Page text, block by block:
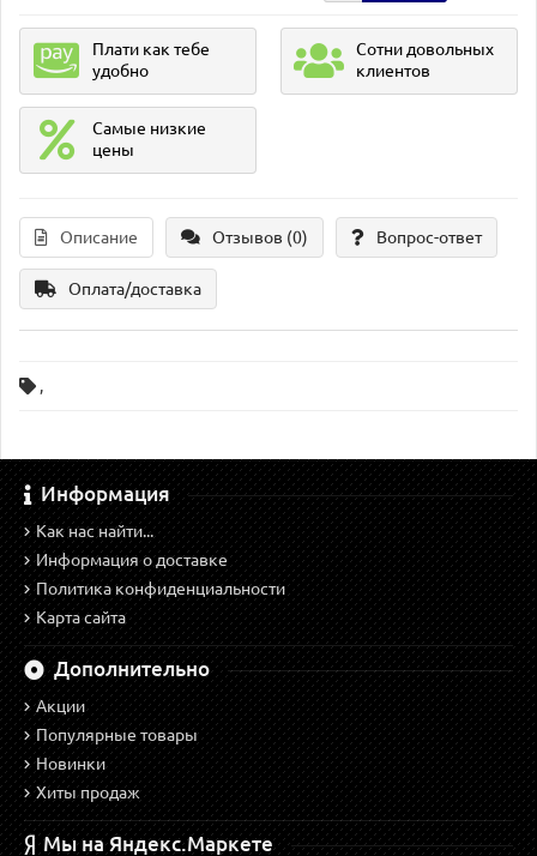
Плати как тебе
удобно
Сотни довольных
клиентов
Самые низкие
цены
Описание Отзывов (0) Вопрос-ответ
Оплата/доставка
,
Информация
Как нас найти...
Информация о доставке
Политика конфиденциальности
Карта сайта
Дополнительно
Акции
Популярные товары
Новинки
Хиты продаж
Мы на Яндекс.Маркете